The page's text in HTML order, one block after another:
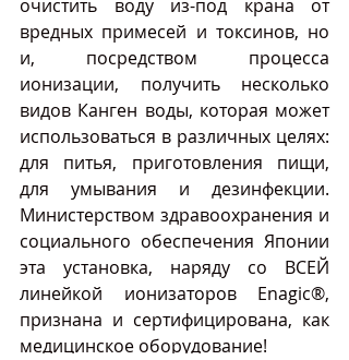
очистить воду из-под крана от
вредных примесей и токсинов, но
и, посредством процесса
ионизации, получить несколько
видов Канген воды, которая может
использоваться в различных целях:
для питья, приготовления пищи,
для умывания и дезинфекции.
Министерством здравоохранения и
социального обеспечения Японии
эта установка, наряду со ВСЕЙ
линейкой ионизаторов Enagic®,
признана и сертифицирована, как
медицинское оборудование!